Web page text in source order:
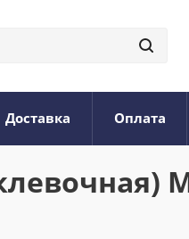
Доставка Оплата